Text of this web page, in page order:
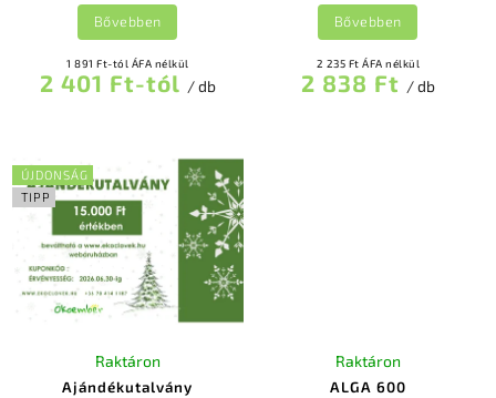
1 891 Ft-tól ÁFA nélkül
2 401 Ft-tól / db
Bővebben
2 235 Ft ÁFA nélkül
2 838 Ft / db
Bővebben
ÚJDONSÁG
TIPP
Ajándékutalvány
Raktáron
ALGA 600
Raktáron